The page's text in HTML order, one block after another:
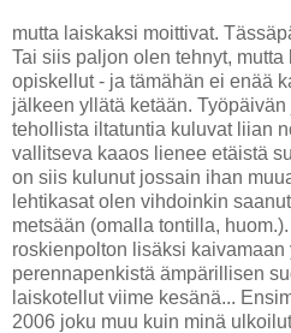
mutta laiskaksi moittivat.
Tai siis paljon olen tehnyt,
opiskellut - ja tämähän ei enää
jälkeen yllätä ketään.
tehollista iltatuntia kuluvat liian
vallitseva kaaos lienee etäistä
on siis kulunut jossain ihan
lehtikasat olen vihdoinkin
metsään (omalla tontilla,
roskienpolton lisäksi kaivamaan
perennapenkistä ämpärillisen
laiskotellut viime kesänä...
2006 joku muu kuin minä